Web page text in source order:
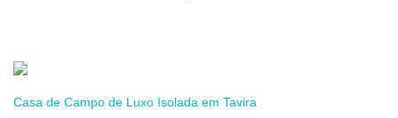
Casa de Campo de Luxo Isolada em Tavira